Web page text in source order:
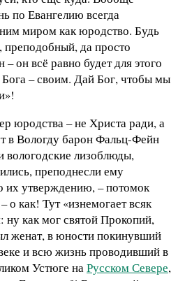
по Евангелию всегда
миром как юродство. Будь
преподобный, да просто
он всё равно будет для этого
– своим. Дай Бог, чтобы мы
юродства – не Христа ради, а
в Вологду барон Фальц-Фейн
вологодские лизоблюды,
преподнесли ему
их утверждению, – потомок
о как! Тут «изнемогает всяк
ну как мог святой Прокопий,
женат, в юности покинувший
и всю жизнь проводивший в
Устюге наРусском Севере,